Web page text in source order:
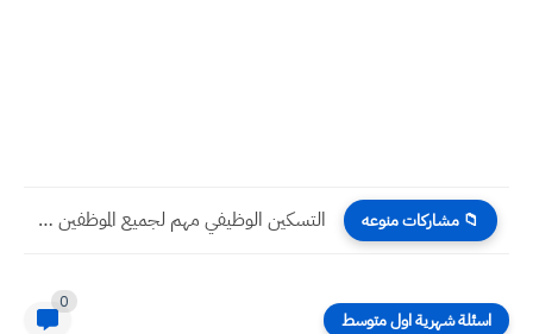
📁 مشاركات منوعه التسكين الوظيفي مهم لجميع الموظفين في دوائر الدولة
اسئلة شهرية اول متوسط
0